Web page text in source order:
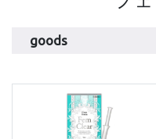
goods